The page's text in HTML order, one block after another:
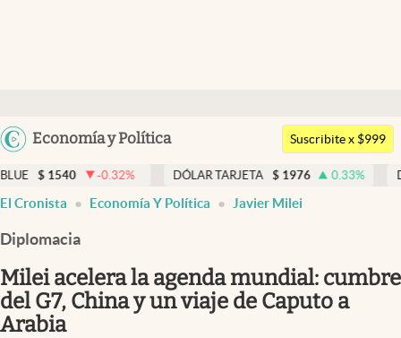
Argentina
Uruguay
Economía y Política
Members
Economía y Política
Finanzas y Mercados
Mercados Online
Negocios
Columnistas
Suscribite x $999
-0.32% DÓLAR TARJETA $ 1976 0.33 % DÓLAR MEP
El Cronista Economía Y Política Javier Milei
Diplomacia
Milei acelera la agenda mundial: cumbre
del G7, China y un viaje de Caputo a
Arabia